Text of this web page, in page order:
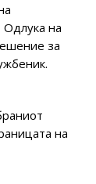
Одлука на
за
на